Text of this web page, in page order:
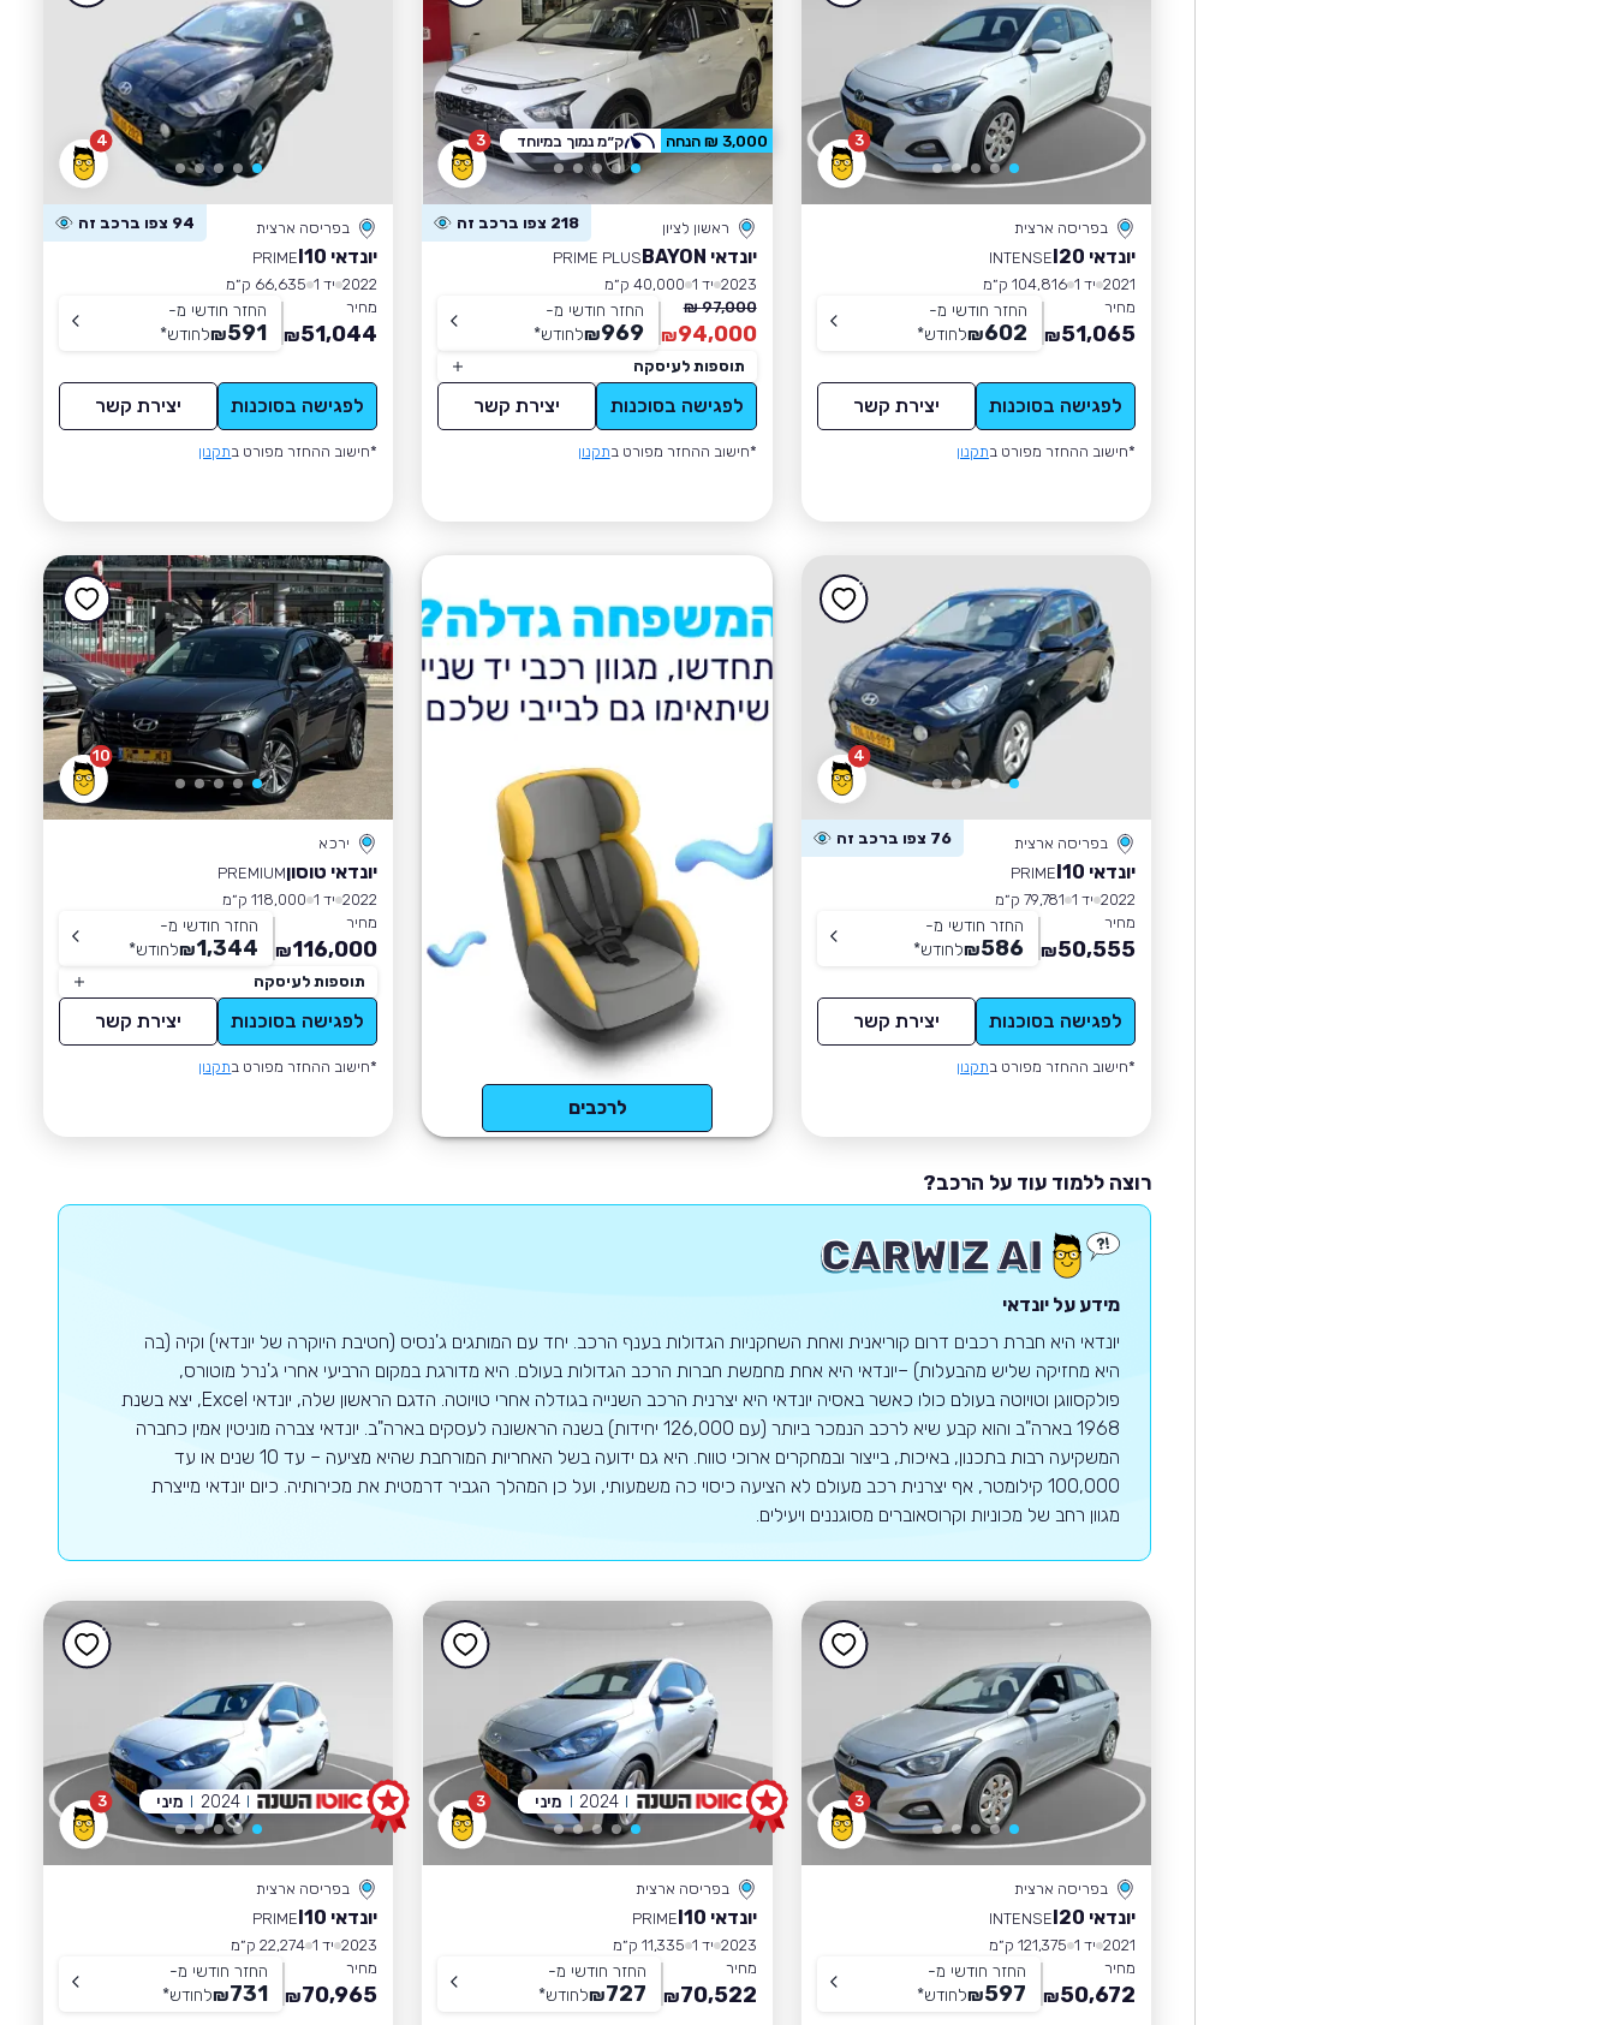
3
בפריסה ארצית
יונדאי I20
INTENSE
2021 יד 1
104,816 ק״מ
מחיר
51,065
₪
החזר חודשי מ-
602
₪לחודש*
לפגישה בסוכנות יצירת קשר
*חישוב ההחזר מפורט בתקנון
3
ראשון לציון 218 צפו ברכב זה
יונדאי BAYON
PRIME PLUS
2023 יד 1
40,000 ק״מ
97,000 ₪
94,000
₪
החזר חודשי מ-
969
₪לחודש*
תוספות לעיסקה
לפגישה בסוכנות יצירת קשר
*חישוב ההחזר מפורט בתקנון
3,000 ₪ הנחה ק״מ נמוך במיוחד 4
בפריסה ארצית 94 צפו ברכב זה
יונדאי I10
PRIME
2022 יד 1
66,635 ק״מ
מחיר
51,044
₪
החזר חודשי מ-
591
₪לחודש*
לפגישה בסוכנות יצירת קשר
*חישוב ההחזר מפורט בתקנון
4
בפריסה ארצית 76 צפו ברכב זה
יונדאי I10
PRIME
2022 יד 1
79,781 ק״מ
מחיר
50,555
₪
החזר חודשי מ-
586
₪לחודש*
לפגישה בסוכנות יצירת קשר
*חישוב ההחזר מפורט בתקנון
לרכבים
10
ירכא
יונדאי טוסוןPREMIUM
2022 יד 1
118,000 ק״מ
מחיר
116,000
₪
החזר חודשי מ-
1,344
₪לחודש*
תוספות לעיסקה
לפגישה בסוכנות יצירת קשר
*חישוב ההחזר מפורט בתקנון
רוצה ללמוד עוד על הרכב?
מידע על יונדאי
יונדאי היא חברת רכבים דרום קוריאנית ואחת השחקניות הגדולות בענף הרכב. יחד עם המותגים ג'נסיס (חטיבת היוקרה של יונדאי) וקיה (בה
היא מחזיקה שליש מהבעלות) –יונדאי היא אחת מחמשת חברות הרכב הגדולות בעולם. היא מדורגת במקום הרביעי אחרי ג'נרל מוטורס,
פולקסווגן וטויוטה בעולם כולו כאשר באסיה יונדאי היא יצרנית הרכב השנייה בגודלה אחרי טויוטה. הדגם הראשון שלה, יונדאי Excel, יצא בשנת
1968 בארה"ב והוא קבע שיא לרכב הנמכר ביותר (עם 126,000 יחידות) בשנה הראשונה לעסקים בארה"ב. יונדאי צברה מוניטין אמין כחברה
המשקיעה רבות בתכנון, באיכות, בייצור ובמחקרים ארוכי טווח. היא גם ידועה בשל האחריות המורחבת שהיא מציעה – עד 10 שנים או עד
100,000 קילומטר, אף יצרנית רכב מעולם לא הציעה כיסוי כה משמעותי, ועל כן המהלך הגביר דרמטית את מכירותיה. כיום יונדאי מייצרת
מגוון רחב של מכוניות וקרוסאוברים מסוגננים ויעילים.
3
בפריסה ארצית
יונדאי I20
INTENSE
2021 יד 1
121,375 ק״מ
מחיר
50,672
₪
החזר חודשי מ-
597
₪לחודש*
3
בפריסה ארצית
יונדאי I10
PRIME
2023 יד 1
11,335 ק״מ
מחיר
70,522
₪
החזר חודשי מ-
727
₪לחודש*
2024 מיני 3
בפריסה ארצית
יונדאי I10
PRIME
2023 יד 1
22,274 ק״מ
מחיר
70,965
₪
החזר חודשי מ-
731
₪לחודש*
2024 מיני